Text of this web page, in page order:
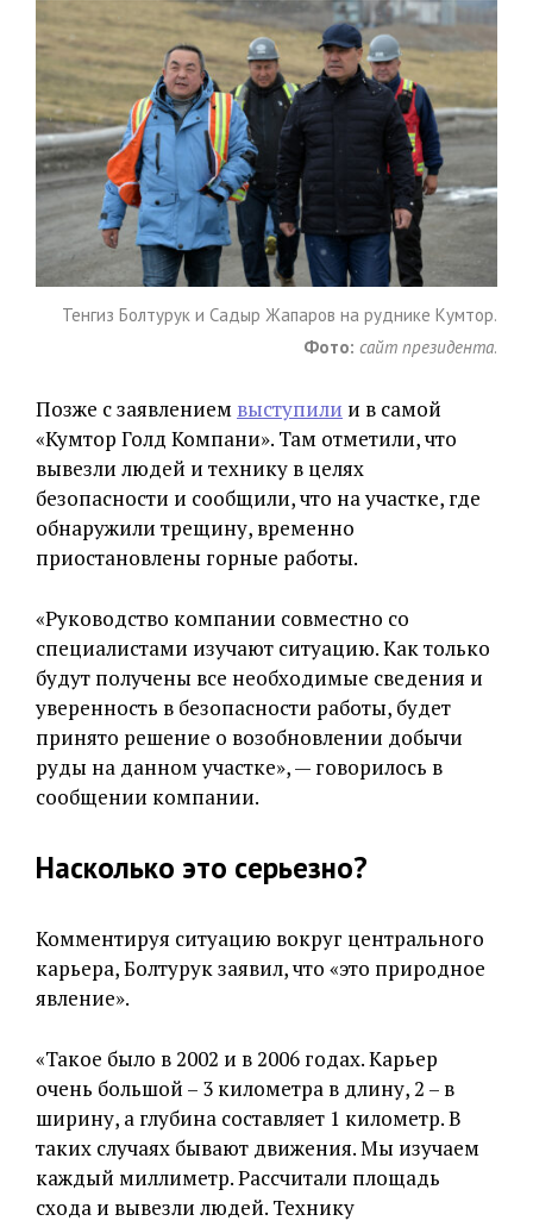
Тенгиз Болтурук и Садыр Жапаров на руднике Кумтор.
Фото: сайт президента.
Позже с заявлением выступили и в самой
«Кумтор Голд Компани». Там отметили, что
вывезли людей и технику в целях
безопасности и сообщили, что на участке, где
обнаружили трещину, временно
приостановлены горные работы.
«Руководство компании совместно со
специалистами изучают ситуацию. Как только
будут получены все необходимые сведения и
уверенность в безопасности работы, будет
принято решение о возобновлении добычи
руды на данном участке», — говорилось в
сообщении компании.
Насколько это серьезно?
Комментируя ситуацию вокруг центрального
карьера, Болтурук заявил, что «это природное
явление».
«Такое было в 2002 и в 2006 годах. Карьер
очень большой – 3 километра в длину, 2 – в
ширину, а глубина составляет 1 километр. В
таких случаях бывают движения. Мы изучаем
каждый миллиметр. Рассчитали площадь
схода и вывезли людей. Технику